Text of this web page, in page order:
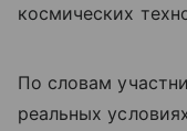
космических
По словам
реальных